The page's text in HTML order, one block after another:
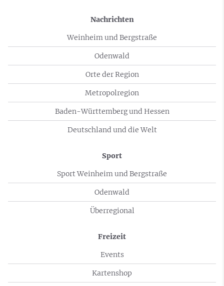
Nachrichten
Weinheim und Bergstraße
Odenwald
Orte der Region
Metropolregion
Baden-Württemberg und Hessen
Deutschland und die Welt
Sport
Sport Weinheim und Bergstraße
Odenwald
Überregional
Freizeit
Events
Kartenshop